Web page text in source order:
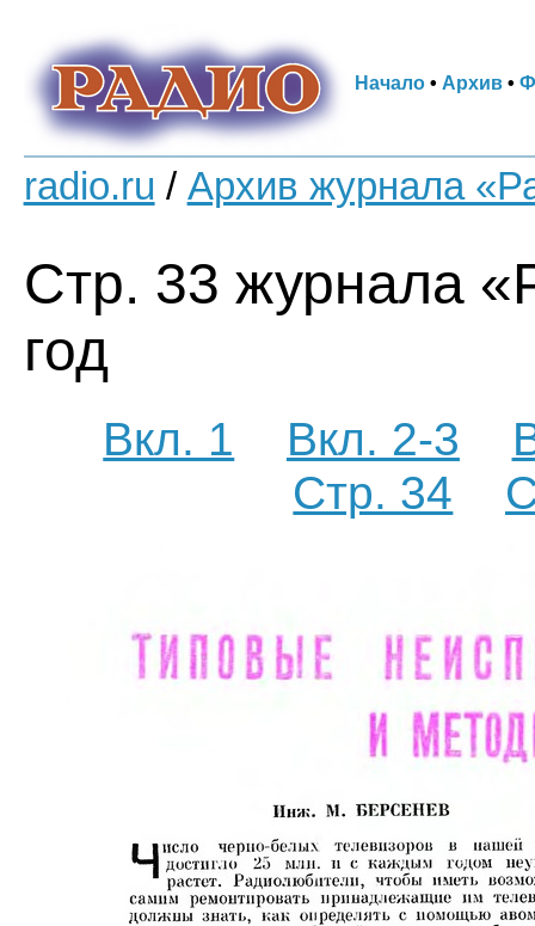
Начало• Архив•
radio.ru / Архив журнала
Стр. 33 журнала
год
Вкл. 1 Вкл. 2-3
Стр. 34